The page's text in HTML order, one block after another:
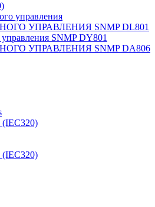
управления
УПРАВЛЕНИЯ SNMP DL801
SNMP DY801
УПРАВЛЕНИЯ SNMP DА806
(IEC320)
(IEC320)